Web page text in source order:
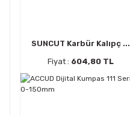
SUNCUT Karbür Kalıpç ...
Fiyat : 604,80 TL